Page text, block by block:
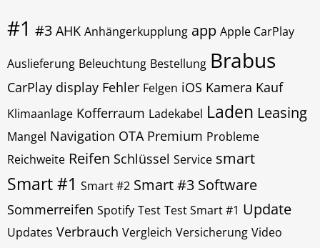
#1 #3 AHK Anhängerkupplung app Apple CarPlay
Auslieferung Beleuchtung Bestellung Brabus
CarPlay display Fehler Felgen iOS Kamera Kauf
Klimaanlage Kofferraum Ladekabel Laden Leasing
Mangel Navigation OTA Premium Probleme
Reichweite Reifen Schlüssel Service smart
Smart #1 Smart #2 Smart #3 Software
Sommerreifen Spotify Test Test Smart #1 Update
Updates Verbrauch Vergleich Versicherung Video